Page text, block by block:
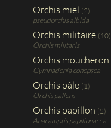
Orchis miel (2)
pseudorchis albida
Orchis militaire (10)
Orchis militaris
Orchis moucheron
Gymnadenia conopsea
Orchis pâle (1)
Orchis pallens
Orchis papillon (2)
Anacamptis papilionacea